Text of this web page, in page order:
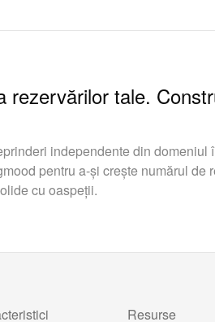
rezervărilor tale.
independente din domeniul
pentru a-și crește numărul de
cu oaspeții.
Resurse